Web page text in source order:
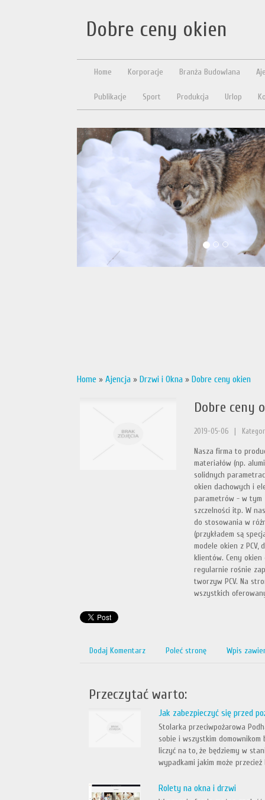
Dobre ceny okien
Home Korporacje Branża Budowlana
Publikacje Sport Produkcja Urlop
Home » Ajencja » Drzwi i Okna » Dobre ceny okien
Dobre ceny
2019-05-06
Nasza firma to
materiałów (np.
solidnych
okien dachowych i
parametrów - w tym
szczelności itp. W
do stosowania w
(przykładem są
modele okien z
klientów. Ceny
regularnie rośnie
tworzyw PCV. Na
wszystkich
Dodaj Komentarz Poleć stronę Wpis
Przeczytać warto:
Jak zabezpieczyć się przed
Stolarka przeciwpożarowa
sobie i wszystkim
liczyć na to, że będziemy w
wypadkami jakim może przecież
Rolety na okna i drzwi